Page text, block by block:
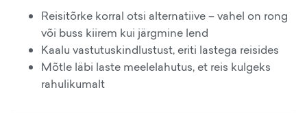
Reisitõrke korral otsi alternatiive – vahel on rong
või buss kiirem kui järgmine lend
Kaalu vastutuskindlustust, eriti lastega reisides
Mõtle läbi laste meelelahutus, et reis kulgeks
rahulikumalt